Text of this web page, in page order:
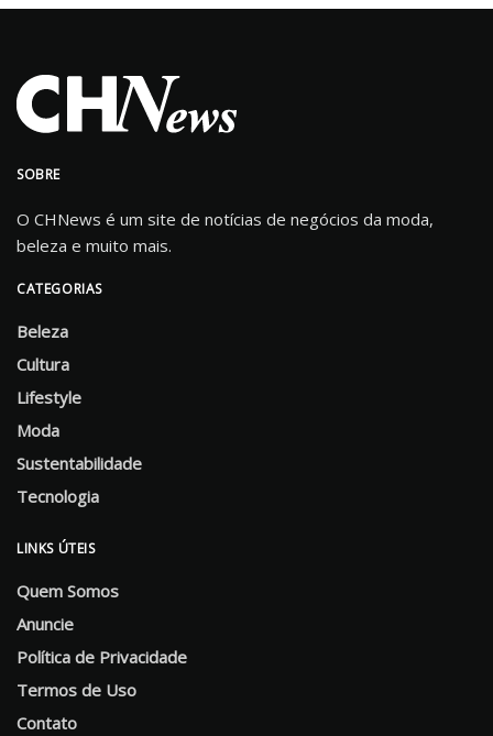
SOBRE
O CHNews é um site de notícias de negócios da moda,
beleza e muito mais.
CATEGORIAS
Beleza
Cultura
Lifestyle
Moda
Sustentabilidade
Tecnologia
LINKS ÚTEIS
Quem Somos
Anuncie
Política de Privacidade
Termos de Uso
Contato